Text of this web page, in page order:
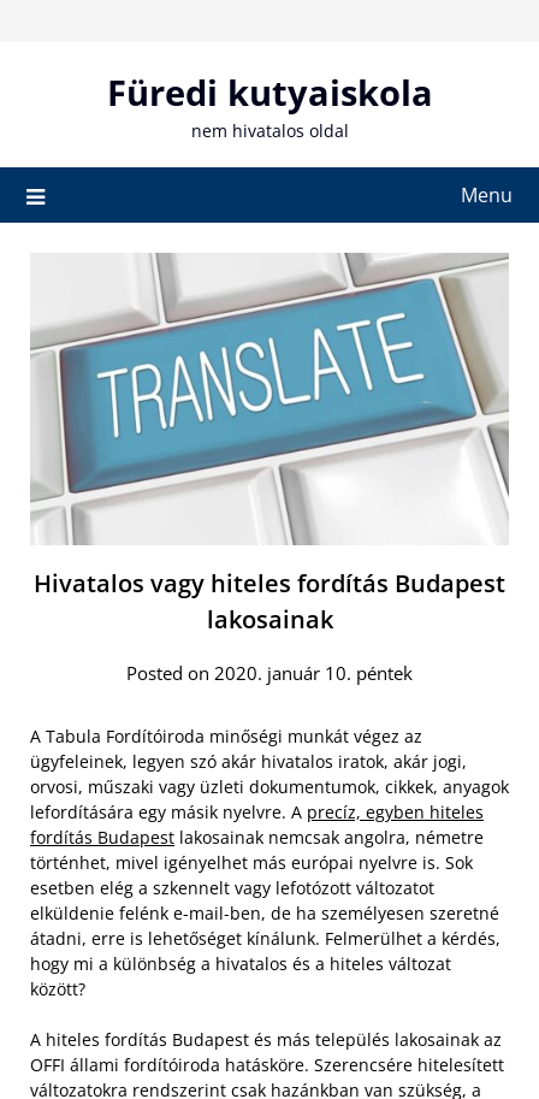
Füredi kutyaiskola
nem hivatalos oldal
Menu
Hivatalos vagy hiteles fordítás Budapest
lakosainak
Posted on 2020. január 10. péntek
A Tabula Fordítóiroda minőségi munkát végez az
ügyfeleinek, legyen szó akár hivatalos iratok, akár jogi,
orvosi, műszaki vagy üzleti dokumentumok, cikkek, anyagok
lefordítására egy másik nyelvre. A precíz, egyben hiteles
fordítás Budapest lakosainak nemcsak angolra, németre
történhet, mivel igényelhet más európai nyelvre is. Sok
esetben elég a szkennelt vagy lefotózott változatot
elküldenie felénk e-mail-ben, de ha személyesen szeretné
átadni, erre is lehetőséget kínálunk. Felmerülhet a kérdés,
hogy mi a különbség a hivatalos és a hiteles változat
között?
A hiteles fordítás Budapest és más település lakosainak az
OFFI állami fordítóiroda hatásköre. Szerencsére hitelesített
változatokra rendszerint csak hazánkban van szükség, a